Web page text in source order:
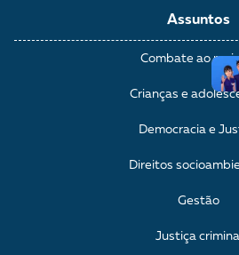
Assuntos
Combate ao
Crianças e
Democracia e
Direitos
Gestão
Justiça criminal